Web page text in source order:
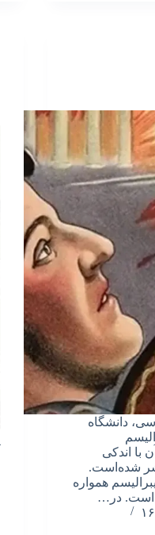
دانشگاه
اندکی
شده‌است.
همواره
است. در…